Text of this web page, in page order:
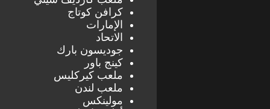
كرافن كوتاج
الإمارات
الاتحاد
جوديسون بارك
كينج باور
ملعب كيركليس
ملعب لندن
مولينكس